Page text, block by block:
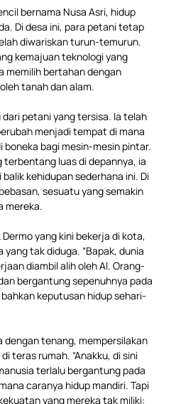
bernama Nusa Asri, hidup
Di desa ini, para petani tetap
diwariskan turun-temurun.
kemajuan teknologi yang
memilih bertahan dengan
tanah dan alam.
dari petani yang tersisa. Ia telah
menjadi tempat di mana
bagi mesin-mesin pintar.
luas di depannya, ia
kehidupan sederhana ini. Di
sesuatu yang semakin
mereka.
yang kini bekerja di kota,
tak diduga. “Bapak, dunia
diambil alih oleh AI. Orang-
bergantung sepenuhnya pada
keputusan hidup sehari-
dengan tenang, mempersilakan
teras rumah. “Anakku, di sini
terlalu bergantung pada
caranya hidup mandiri. Tapi
yang mereka tak miliki: